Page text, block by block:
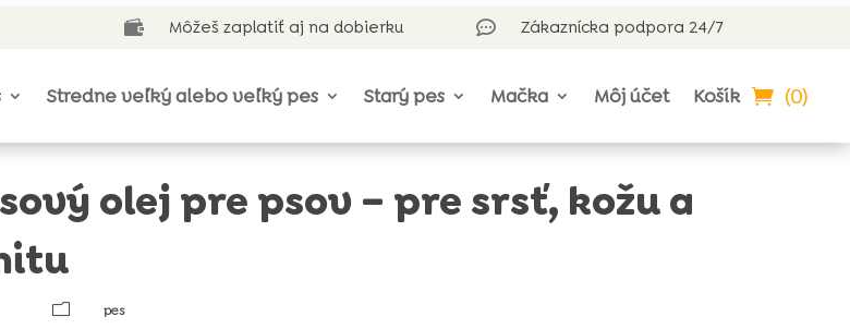
 Môžeš zaplatiť aj na dobierku  Zákaznícka podpora 24/7
Stredne veľký alebo veľký pes Starý pes Mačka Môj účet Košík (0)
olej pre psov – pre srsť, kožu a
m
pes